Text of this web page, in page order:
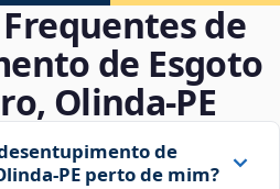
de
de Esgoto
Olinda‑PE
de
perto de mim?